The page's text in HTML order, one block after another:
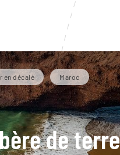
en décalé Maroc
de